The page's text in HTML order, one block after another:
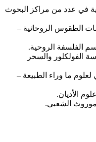
في عدد من مراكز البحوث
الطقوس الروحانية –
الفلسفة الروحية.
الفولكلور والسحر
ما وراء الطبيعة –
الأديان.
الشعبي.